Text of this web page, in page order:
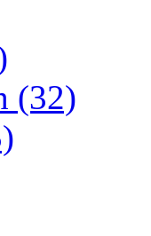
(32)